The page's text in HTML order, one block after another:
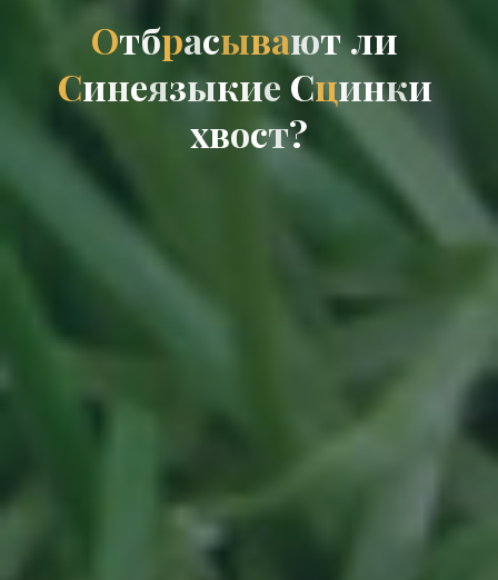
Отбрасываютли
Синеязыкие Сцинки
хвост?